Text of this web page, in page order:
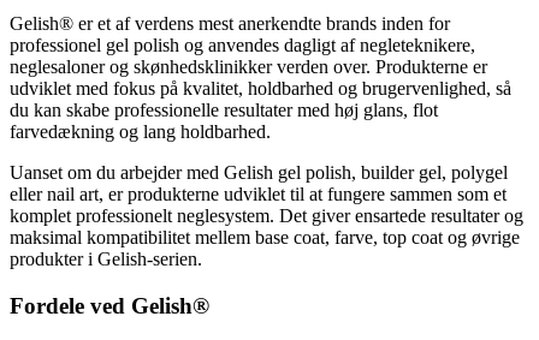
Gelish® er et af verdens mest anerkendte brands inden for
professionel gel polish og anvendes dagligt af negleteknikere,
neglesaloner og skønhedsklinikker verden over. Produkterne er
udviklet med fokus på kvalitet, holdbarhed og brugervenlighed, så
du kan skabe professionelle resultater med høj glans, flot
farvedækning og lang holdbarhed.
Uanset om du arbejder med Gelish gel polish, builder gel, polygel
eller nail art, er produkterne udviklet til at fungere sammen som et
komplet professionelt neglesystem. Det giver ensartede resultater og
maksimal kompatibilitet mellem base coat, farve, top coat og øvrige
produkter i Gelish-serien.
Fordele ved Gelish®